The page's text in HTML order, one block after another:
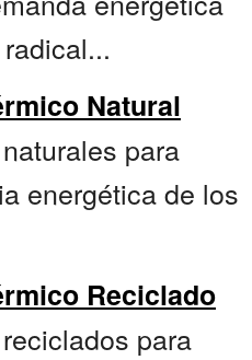
Natural
para
energética de los
Reciclado
para